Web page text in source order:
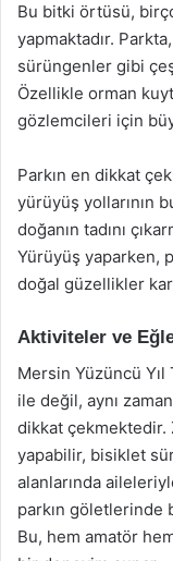
Bu bitki örtüsü,
yapmaktadır.
sürüngenler gibi
Özellikle orman
gözlemcileri için
Parkın en dikkat
yürüyüş yollarının
doğanın tadını
Yürüyüş yaparken,
doğal güzellikler
Aktiviteler ve
Mersin Yüzüncü Yıl
ile değil, aynı
dikkat çekmektedir.
yapabilir, bisiklet
alanlarında
parkın göletlerinde
Bu, hem amatör